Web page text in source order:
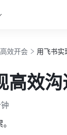
高效开会 用飞书实
效沟